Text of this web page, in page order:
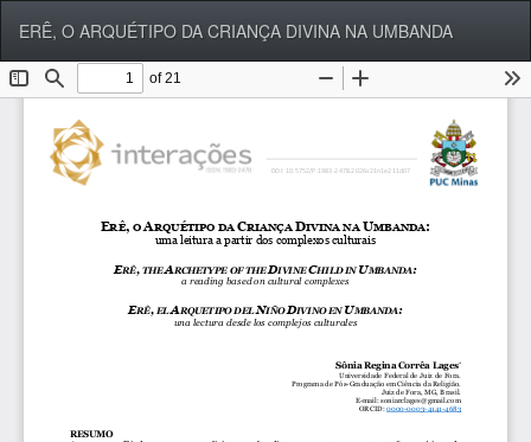
aos
Detalhes
do
Artigo
ERÊ, O ARQUÉTIPO DA CRIANÇA DIVINA NA UMBANDA